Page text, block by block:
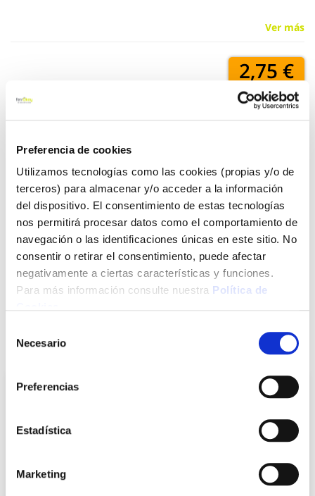
Preferencia de cookies
Utilizamos tecnologías como las cookies (propias y/o de
terceros) para almacenar y/o acceder a la información
del dispositivo. El consentimiento de estas tecnologías
nos permitirá procesar datos como el comportamiento de
navegación o las identificaciones únicas en este sitio. No
consentir o retirar el consentimiento, puede afectar
negativamente a ciertas características y funciones.
Para más información consulte nuestra Política de
Necesario
Preferencias
Estadística
Marketing
Ver más
2,75 €
Añadir al carrito
Click&Collect - Recogida gratis
en nuestras tiendas
Envío a domicilio:
5 días hábiles
+ INFO
También te puede interesar